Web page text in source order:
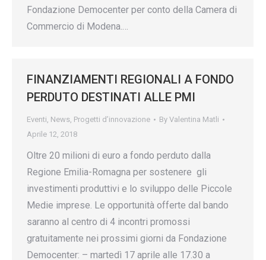
Fondazione Democenter per conto della Camera di
Commercio di Modena.…
FINANZIAMENTI REGIONALI A FONDO
PERDUTO DESTINATI ALLE PMI
Eventi, News, Progetti d’innovazione By Valentina Matli
Aprile 12, 2018
Oltre 20 milioni di euro a fondo perduto dalla
Regione Emilia-Romagna per sostenere gli
investimenti produttivi e lo sviluppo delle Piccole
Medie imprese. Le opportunità offerte dal bando
saranno al centro di 4 incontri promossi
gratuitamente nei prossimi giorni da Fondazione
Democenter: – martedì 17 aprile alle 17.30 a